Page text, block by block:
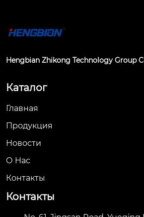
Hengbian Zhikong Technology Group
Каталог
Главная
Продукция
Новости
О Hас
Контакты
Контакты